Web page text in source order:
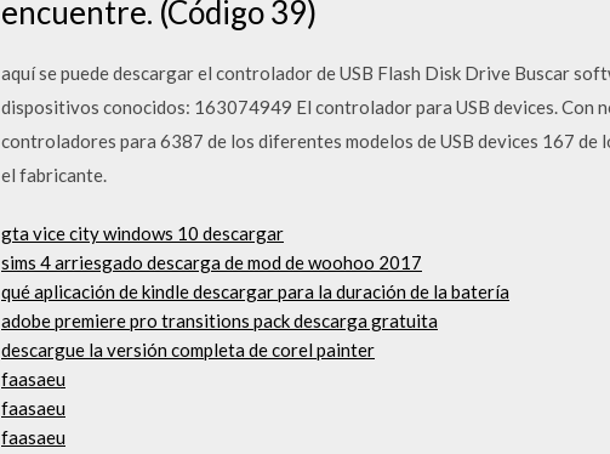
encuentre. (Código 39)
aquí se puede descargar el controlador de USB Flash Disk Drive Buscar
dispositivos conocidos: 163074949 El controlador para USB devices. Con
controladores para 6387 de los diferentes modelos de USB devices 167
el fabricante.
gta vice city windows 10 descargar
sims 4 arriesgado descarga de mod de woohoo 2017
qué aplicación de kindle descargar para la duración de la batería
adobe premiere pro transitions pack descarga gratuita
descargue la versión completa de corel painter
faasaeu
faasaeu
faasaeu